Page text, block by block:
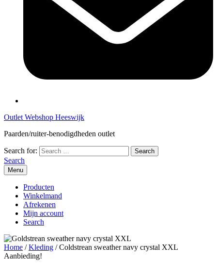
Outlet Webshop Heeswijk
Paarden/ruiter-benodigdheden outlet
Search for:
Search
Menu
Producten
Winkelmand
Afrekenen
Mijn account
Search
Home /Kleding / Coldstrean sweather navy crystal XXL
Aanbieding!